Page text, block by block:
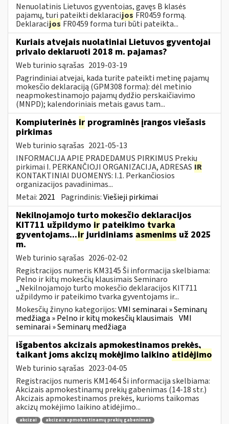
Nenuolatinis Lietuvos gyventojas, gavęs B klasės
pajamų, turi pateikti deklaracijos FR0459 formą.
Deklaracijos FR0459 forma turi būti pateikta...
Kuriais atvejais nuolatiniai Lietuvos gyventojai
privalo deklaruoti 2018 m. pajamas?
Web turinio sąrašas 2019-03-19
Pagrindiniai atvejai, kada turite pateikti metinę pajamų
mokesčio deklaraciją (GPM308 forma): dėl metinio
neapmokestinamojo pajamų dydžio perskaičiavimo
(MNPD); kalendoriniais metais gavus tam...
Kompiuterinės ir programinės įrangos viešasis
pirkimas
Web turinio sąrašas 2021-05-13
INFORMACIJA APIE PRADEDAMUS PIRKIMUS Prekių
pirkimai I. PERKANČIOJI ORGANIZACIJA, ADRESAS IR
KONTAKTINIAI DUOMENYS: I.1. Perkančiosios
organizacijos pavadinimas...
Metai: 2021 Pagrindinis:Viešieji pirkimai
Nekilnojamojo turto mokesčio deklaracijos
KIT711 užpildymo ir pateikimo tvarka
gyventojams...irjuridiniams asmenims už 2025
m.
Web turinio sąrašas 2026-02-02
Registracijos numeris KM3145 Ši informacija skelbiama:
Pelno ir kitų mokesčių klausimais Seminaro
„Nekilnojamojo turto mokesčio deklaracijos KIT711
užpildymo ir pateikimo tvarka gyventojams ir...
Mokesčių žinyno kategorijos:VMI seminarai » Seminarų
medžiaga » Pelno ir kitų mokesčių klausimais VMI
seminarai » Seminarų medžiaga
išgabentos akcizais apmokestinamos prekės,
taikant joms akcizų mokėjimo laikino atidėjimo
Web turinio sąrašas 2023-04-05
Registracijos numeris KM1464 Ši informacija skelbiama:
Akcizais apmokestinamų prekių gabenimas (14-18 str.)
Akcizais apmokestinamos prekės, kurioms taikomas
akcizų mokėjimo laikino atidėjimo...
akcizai akcizais apmokestinamų prekių gabenimas